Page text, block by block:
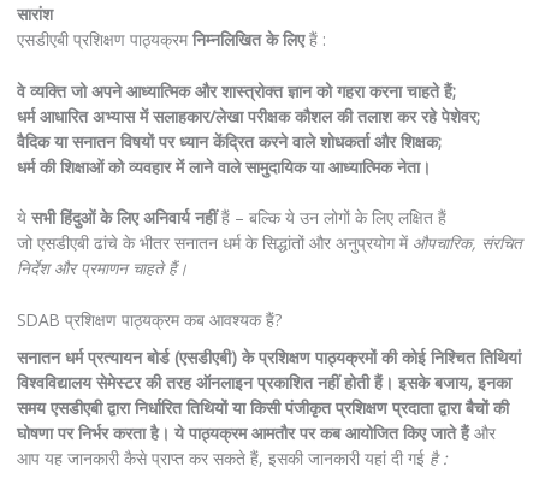
सारांश
एसडीएबी प्रशिक्षण पाठ्यक्रमनिम्नलिखित के लिएहैं :
वे व्यक्ति जो अपने आध्यात्मिक और शास्त्रोक्त ज्ञान को गहरा करना चाहते हैं;
धर्म आधारित अभ्यास में सलाहकार/लेखा परीक्षक कौशल की तलाश कर रहे पेशेवर;
वैदिक या सनातन विषयों पर ध्यान केंद्रित करने वाले शोधकर्ता और शिक्षक;
धर्म की शिक्षाओं को व्यवहार में लाने वाले सामुदायिक या आध्यात्मिक नेता।
ये सभी हिंदुओं के लिए अनिवार्य नहींहैं – बल्कि ये उन लोगों के लिए लक्षित हैं
जो एसडीएबी ढांचे के भीतर सनातन धर्म के सिद्धांतों और अनुप्रयोग में औपचारिक, संरचित
निर्देश और प्रमाणन चाहते हैं।
SDAB प्रशिक्षण पाठ्यक्रम कब आवश्यक हैं?
सनातन धर्म प्रत्यायन बोर्ड (एसडीएबी) के प्रशिक्षण पाठ्यक्रमों की कोई निश्चित तिथियां
विश्वविद्यालय सेमेस्टर की तरह ऑनलाइन प्रकाशित नहीं होती हैं। इसके बजाय, इनका
समय एसडीएबी द्वारा निर्धारित तिथियों या किसी पंजीकृत प्रशिक्षण प्रदाता द्वारा बैचों की
घोषणा पर निर्भर करता है। ये पाठ्यक्रम आमतौर पर कब आयोजित किए जाते हैंऔर
आप यह जानकारी कैसे प्राप्त कर सकते हैं, इसकी जानकारी यहां दी गई है :